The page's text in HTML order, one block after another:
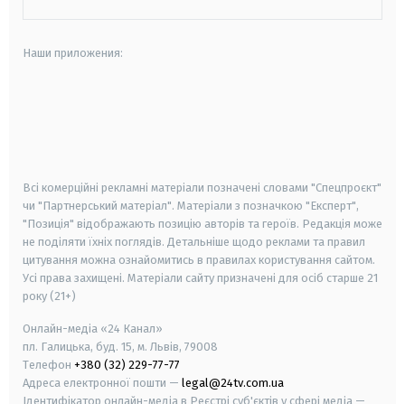
Наши приложения:
Всі комерційні рекламні матеріали позначені словами "Спецпроєкт"
чи "Партнерський матеріал". Матеріали з позначкою "Експерт",
"Позиція" відображають позицію авторів та героїв. Редакція може
не поділяти їхніх поглядів. Детальніше щодо реклами та правил
цитування можна ознайомитись в правилах користування сайтом.
Усі права захищені. Матеріали сайту призначені для осіб старше 21
року (21+)
Онлайн-медіа «24 Канал»
пл. Галицька, буд. 15, м. Львів, 79008
Телефон +380 (32) 229-77-77
Адреса електронної пошти — legal@24tv.com.ua
Ідентифікатор онлайн-медіа в Реєстрі суб'єктів у сфері медіа —